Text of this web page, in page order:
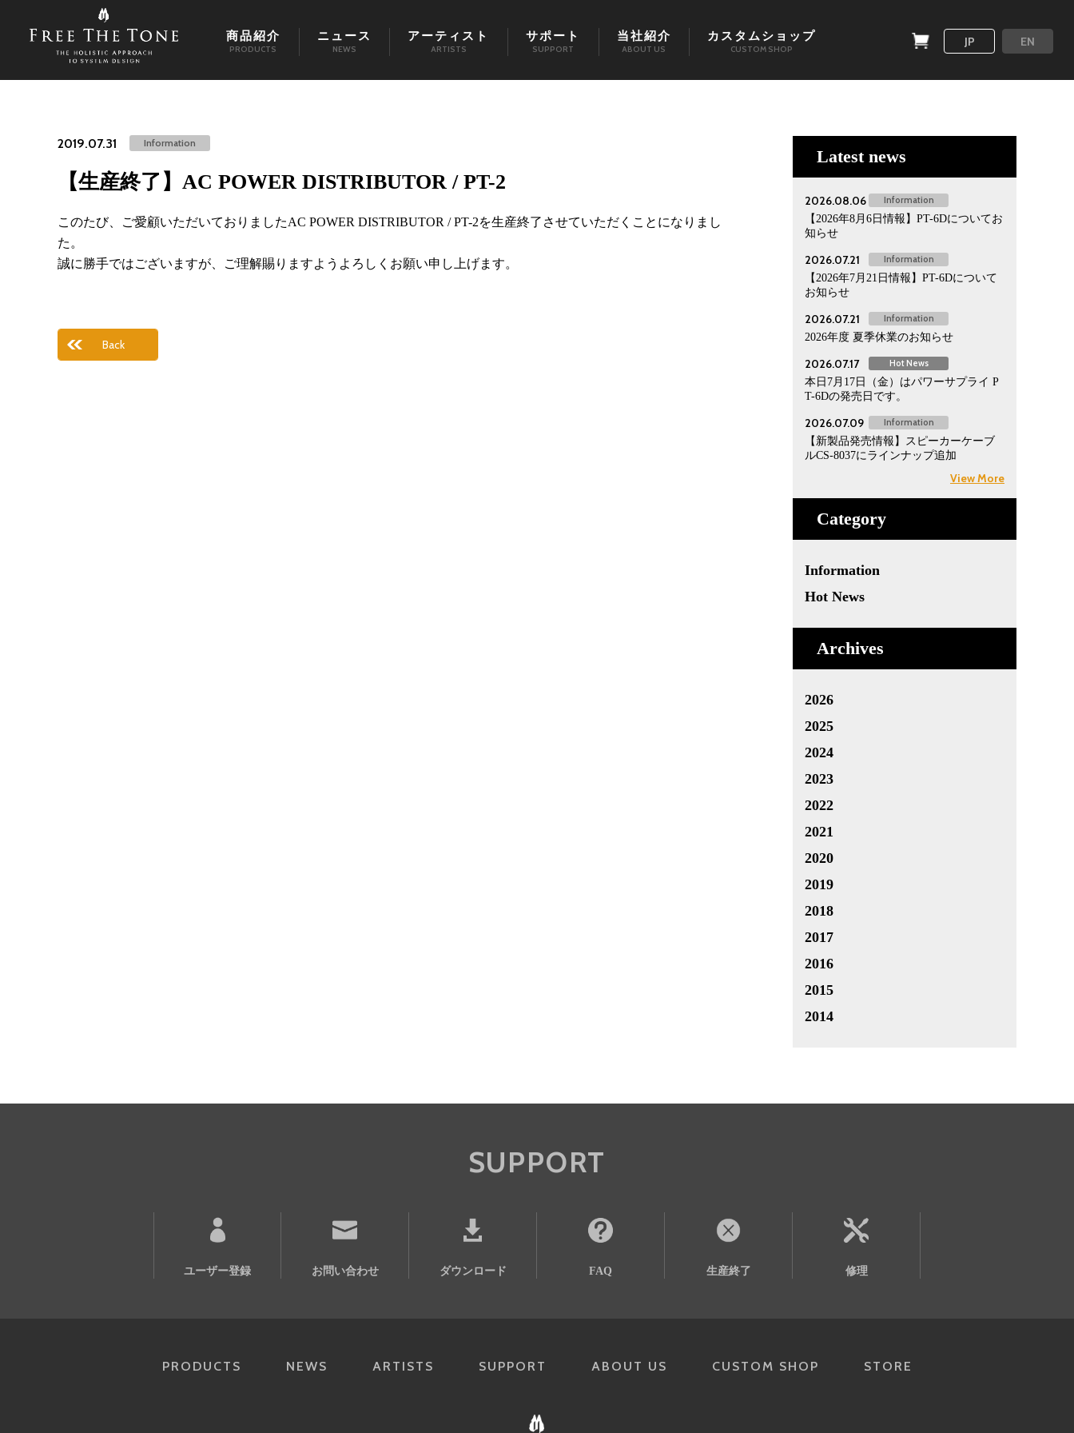
商品紹介
PRODUCTS
ニュース
NEWS
アーティスト
ARTISTS
サポート
SUPPORT
当社紹介
ABOUT US
カスタムショップ
CUSTOM SHOP
JP EN
2019.07.31 Information
【生産終了】AC POWER DISTRIBUTOR / PT-2
このたび、ご愛顧いただいておりましたAC POWER DISTRIBUTOR / PT-2を生産終了させていただくことになりまし
た。
誠に勝手ではございますが、ご理解賜りますようよろしくお願い申し上げます。
Back
Latest news
2026.08.06 Information
【2026年8月6日情報】PT-6Dについてお
知らせ
2026.07.21 Information
【2026年7月21日情報】PT-6Dについて
お知らせ
2026.07.21 Information
2026年度 夏季休業のお知らせ
2026.07.17 Hot News
本日7月17日（金）はパワーサプライ P
T-6Dの発売日です。
2026.07.09 Information
【新製品発売情報】スピーカーケーブ
ルCS-8037にラインナップ追加
View More
Category
Information
Hot News
Archives
2026
2025
2024
2023
2022
2021
2020
2019
2018
2017
2016
2015
2014
SUPPORT
ユーザー登録 お問い合わせ ダウンロード FAQ 生産終了 修理
PRODUCTS NEWS ARTISTS SUPPORT ABOUT US CUSTOM SHOP STORE